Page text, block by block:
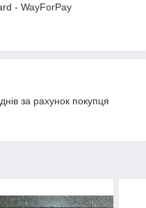
- WayForPay
за рахунок покупця